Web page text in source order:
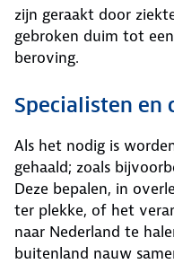
zijn geraakt door
gebroken duim tot
beroving.
Specialisten en
Als het nodig is
gehaald; zoals
Deze bepalen, in
ter plekke, of het
naar Nederland te
buitenland nauw